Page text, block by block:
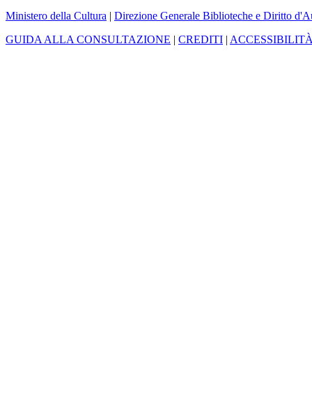
Ministero della Cultura | Direzione Generale Biblioteche e Diritto
GUIDA ALLA CONSULTAZIONE | CREDITI |